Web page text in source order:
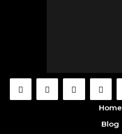
Home
Blog